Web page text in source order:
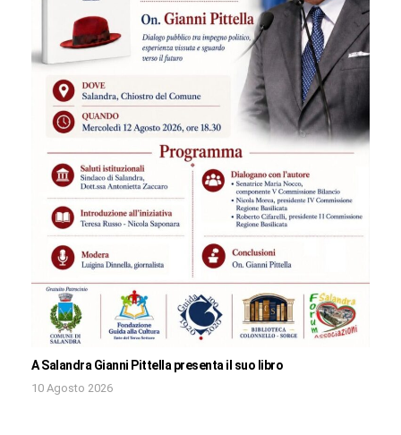
A Salandra Gianni Pittella presenta il suo libro
10 Agosto 2026